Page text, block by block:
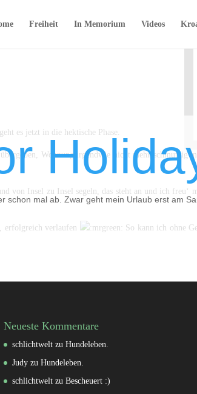
Freiheit In Memorium Videos
schon mal ab. Zwar geht mein Urlaub erst am
es jetzt in die hektische Phase.
Wohnung irgendwie nicht mehr schmutzig
von Insel zu Insel segeln, das steht an und ich freu‘
erfolgreich verlaufen
So kann ich ohne
Neueste Kommentare
schlichtweltzu Hundeleben.
Judyzu Hundeleben.
schlichtweltzu Bescheuert :)